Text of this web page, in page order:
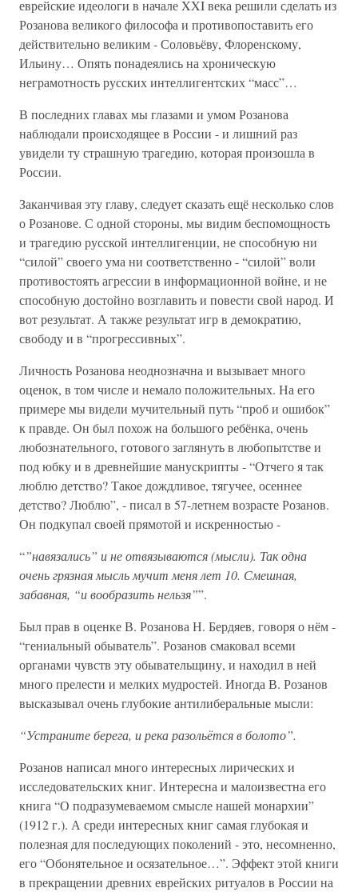
еврейские идеологи в начале XXI века решили сделать из
Розанова великого философа и противопоставить его
действительно великим - Соловьёву, Флоренскому,
Ильину… Опять понадеялись на хроническую
неграмотность русских интеллигентских “масс”…
В последних главах мы глазами и умом Розанова
наблюдали происходящее в России - и лишний раз
увидели ту страшную трагедию, которая произошла в
России.
Заканчивая эту главу, следует сказать ещё несколько слов
о Розанове. С одной стороны, мы видим беспомощность
и трагедию русской интеллигенции, не способную ни
“силой” своего ума ни соответственно - “силой” воли
противостоять агрессии в информационной войне, и не
способную достойно возглавить и повести свой народ. И
вот результат. А также результат игр в демократию,
свободу и в “прогрессивных”.
Личность Розанова неоднозначна и вызывает много
оценок, в том числе и немало положительных. На его
примере мы видели мучительный путь “проб и ошибок”
к правде. Он был похож на большого ребёнка, очень
любознательного, готового заглянуть в любопытстве и
под юбку и в древнейшие манускрипты - “Отчего я так
люблю детство? Такое дождливое, тягучее, осеннее
детство? Люблю”, - писал в 57-летнем возрасте Розанов.
Он подкупал своей прямотой и искренностью -
“”навязались” и не отвязываются (мысли). Так одна
очень грязная мысль мучит меня лет 10. Смешная,
забавная, “и вообразить нельзя””.
Был прав в оценке В. Розанова Н. Бердяев, говоря о нём -
“гениальный обыватель”. Розанов смаковал всеми
органами чувств эту обывательщину, и находил в ней
много прелести и мелких мудростей. Иногда В. Розанов
высказывал очень глубокие антилиберальные мысли:
“Устраните берега, и река разольётся в болото”.
Розанов написал много интересных лирических и
исследовательских книг. Интересна и малоизвестна его
книга “О подразумеваемом смысле нашей монархии”
(1912 г.). А среди интересных книг самая глубокая и
полезная для последующих поколений - это, несомненно,
его “Обонятельное и осязательное…”. Эффект этой книги
в прекращении древних еврейских ритуалов в России на